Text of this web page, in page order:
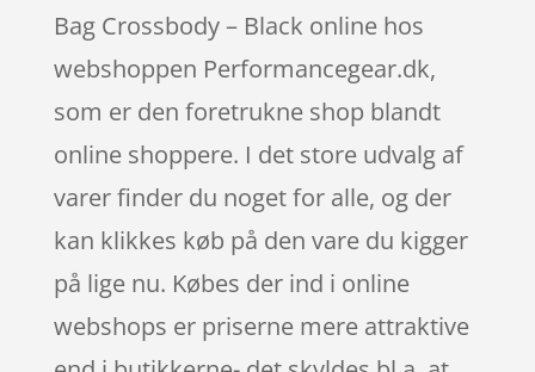
Bag Crossbody – Black online hos
webshoppen Performancegear.dk,
som er den foretrukne shop blandt
online shoppere. I det store udvalg af
varer finder du noget for alle, og der
kan klikkes køb på den vare du kigger
på lige nu. Købes der ind i online
webshops er priserne mere attraktive